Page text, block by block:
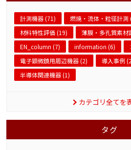
計測機器 (71)
燃焼・流体・粒径計測
材料特性評価 (19)
薄膜・多孔質素材
EN_column (7)
information (6)
電子顕微鏡用周辺機器 (2)
導入事例
半導体関連機器 (1)
カテゴリ全てを
タグ